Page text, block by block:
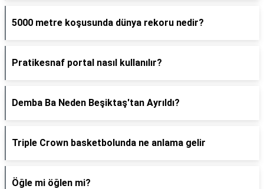
5000 metre koşusunda dünya rekoru nedir?
Pratikesnaf portal nasıl kullanılır?
Demba Ba Neden Beşiktaş'tan Ayrıldı?
Triple Crown basketbolunda ne anlama gelir
Öğle mi öğlen mi?